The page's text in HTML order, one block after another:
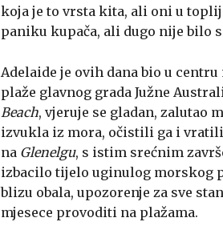
koja je to vrsta kita, ali oni u
paniku kupača, ali dugo nije bilo
Adelaide je ovih dana bio u
plaže glavnog grada Južne
Beach, vjeruje se gladan, zalutao
izvukla iz mora, očistili ga i vratili
na Glenelgu, s istim srećnim
izbacilo tijelo uginulog morskog
blizu obala, upozorenje za sve
mjesece provoditi na plažama.